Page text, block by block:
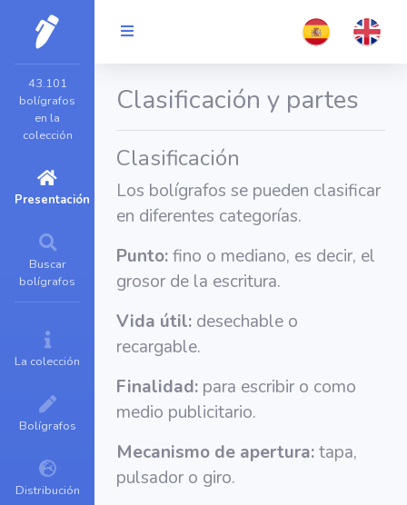
43.101
bolígrafos
en la
colección
Presentación
Buscar
bolígrafos
La colección
Bolígrafos
Distribución
Clasificación y partes
Clasificación
Los bolígrafos se pueden clasificar
en diferentes categorías.
Punto:fino o mediano, es decir, el
grosor de la escritura.
Vida útil: desechable o
recargable.
Finalidad: para escribir o como
medio publicitario.
Mecanismo de apertura:tapa,
pulsador o giro.